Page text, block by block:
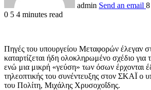
admin Send an email
0 5 4 minutes read
Πηγές του υπουργείου Μεταφορών έλεγαν
καταρτίζεται ήδη ολοκληρωμένο σχέδιο για
ενώ μια μικρή «γεύση» των όσων έρχονται
τηλεοπτικής του συνέντευξης στον ΣΚΑΪ ο
του Πολίτη, Μιχάλης Χρυσοχοΐδης.